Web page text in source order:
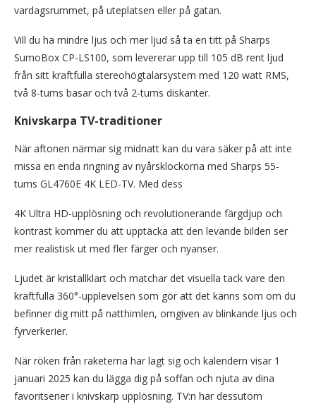
vardagsrummet, på uteplatsen eller på gatan.
Vill du ha mindre ljus och mer ljud så ta en titt på Sharps
SumoBox CP-LS100, som levererar upp till 105 dB rent ljud
från sitt kraftfulla stereohögtalarsystem med 120 watt RMS,
två 8-tums basar och två 2-tums diskanter.
Knivskarpa TV-traditioner
När aftonen närmar sig midnatt kan du vara säker på att inte
missa en enda ringning av nyårsklockorna med Sharps 55-
tums GL4760E 4K LED-TV. Med dess
4K Ultra HD-upplösning och revolutionerande färgdjup och
kontrast kommer du att upptäcka att den levande bilden ser
mer realistisk ut med fler färger och nyanser.
Ljudet är kristallklart och matchar det visuella tack vare den
kraftfulla 360°-upplevelsen som gör att det känns som om du
befinner dig mitt på natthimlen, omgiven av blinkande ljus och
fyrverkerier.
När röken från raketerna har lagt sig och kalendern visar 1
januari 2025 kan du lägga dig på soffan och njuta av dina
favoritserier i knivskarp upplösning. TV:n har dessutom